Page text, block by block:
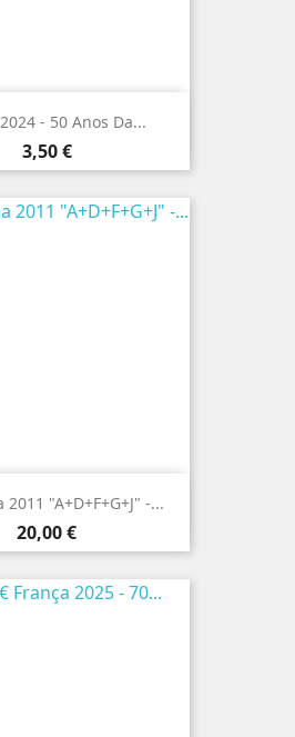
- 50 Anos Da...
Preço
3,50 €
"A+D+F+G+J" -...
Preço
20,00 €